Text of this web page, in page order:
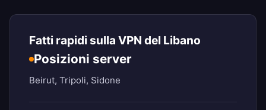
Fatti rapidi sulla VPN del Libano
Posizioni server
Beirut, Tripoli, Sidone